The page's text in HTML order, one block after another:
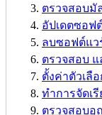
ตรวจสอบมั
อัปเดตซอฟ
ลบซอฟต์แว
ตรวจสอบ
ตั้งค่าตัวเลื
ทำการจัดเรี
ตรวจสอบอุ